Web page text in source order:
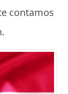
contamos